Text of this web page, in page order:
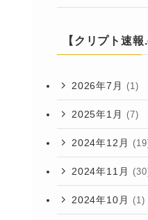
【クリプト速
2026年7月 (1)
2025年1月 (7)
2024年12月
2024年11月
2024年10月 (1)